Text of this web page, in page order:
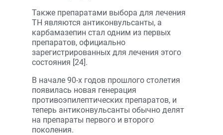
Также препаратами выбора для лечения
ТН являются антиконвульсанты, а
карбамазепин стал одним из первых
препаратов, официально
зарегистрированных для лечения этого
состояния [24].
В начале 90-х годов прошлого столетия
появилась новая генерация
противоэпилептических препаратов, и
теперь антиконвульсанты обычно делят
на препараты первого и второго
поколения.